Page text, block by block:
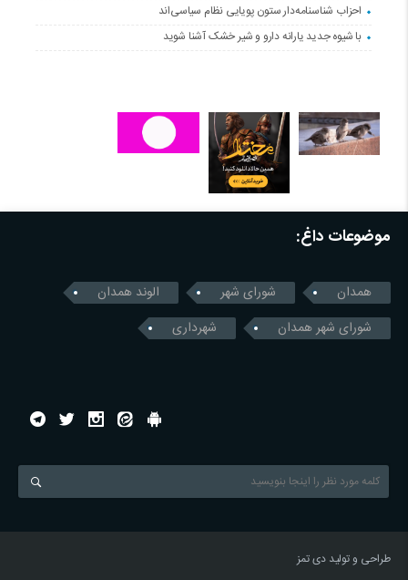
احزاب شناسنامه‌دار ستون پویایی نظام سیاسی‌اند
با شیوه جدید یارانه دارو و شیر خشک آشنا شوید
موضوعات داغ:
همدان شورای شهر
الوند همدان
شورای شهر همدان
شهرداری
طراحی و تولیددی تمز